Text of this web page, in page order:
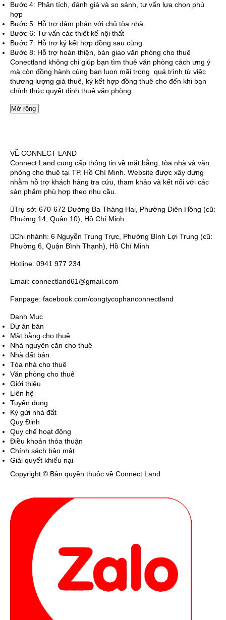
Bước 4: Phân tích, đánh giá và so sánh, tư vấn lựa chọn phù
hợp
Bước 5: Hỗ trợ đàm phán với chủ tòa nhà
Bước 6: Tư vấn các thiết kế nội thất
Bước 7: Hỗ trợ ký kết hợp đồng sau cùng
Bước 8: Hỗ trợ hoàn thiện, bàn giao văn phòng cho thuê
Conectland không chỉ giúp bạn tìm thuê văn phòng cách ưng ý
mà còn đồng hành cùng bạn luon mãi trong quá trình từ việc
thương lượng giá thuê, ký kết hợp đồng thuê cho đến khi bạn
chính thức quyết định thuê văn phòng.
Mở rộng
VỀ CONNECT LAND
Connect Land cung cấp thông tin về mặt bằng, tòa nhà và văn
phòng cho thuê tại TP. Hồ Chí Minh. Website được xây dựng
nhằm hỗ trợ khách hàng tra cứu, tham khảo và kết nối với các
sản phẩm phù hợp theo nhu cầu.
Trụ sở: 670-672 Đường Ba Tháng Hai, Phường Diên Hồng (cũ:
Phường 14, Quận 10), Hồ Chí Minh
Chi nhánh: 6 Nguyễn Trung Trực, Phường Bình Lợi Trung (cũ:
Phường 6, Quận Bình Thạnh), Hồ Chí Minh
Hotline: 0941 977 234
Email: connectland61@gmail.com
Fanpage: facebook.com/congtycophanconnectland
Danh Mục
Dự án bán
Mặt bằng cho thuê
Nhà nguyên căn cho thuê
Nhà đất bán
Tòa nhà cho thuê
Văn phòng cho thuê
Giới thiệu
Liên hệ
Tuyển dụng
Ký gửi nhà đất
Quy Định
Quy chế hoạt động
Điều khoản thỏa thuận
Chính sách bảo mật
Giải quyết khiếu nại
Copyright © Bản quyền thuộc về Connect Land